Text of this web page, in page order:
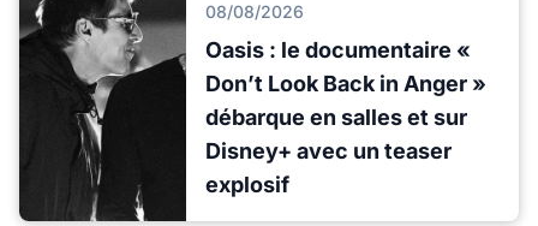
08/08/2026
Oasis : le documentaire «
Don’t Look Back in Anger »
débarque en salles et sur
Disney+ avec un teaser
explosif